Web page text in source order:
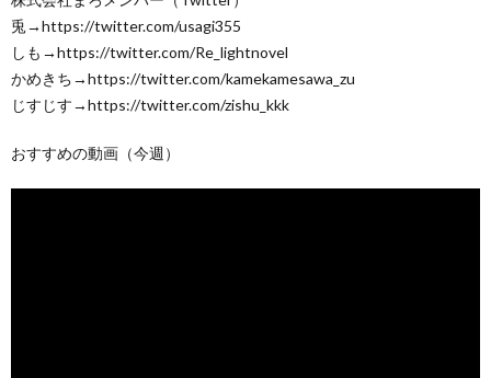
兎→https://twitter.com/usagi355
しも→https://twitter.com/Re_lightnovel
かめきち→https://twitter.com/kamekamesawa_zu
じすじす→https://twitter.com/zishu_kkk
おすすめの動画（今週）